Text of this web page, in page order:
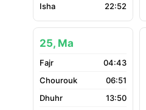
22:52
25, Ma
04:43
06:51
13:50